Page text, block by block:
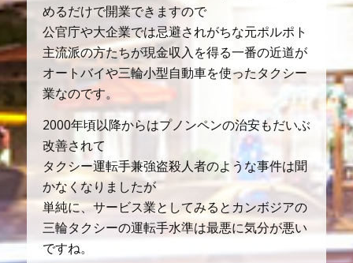
めるだけで開業できますので
公官庁や大企業では忌避されがちな元ポルポト
主流派の方たちが現金収入を得る一番の近道が
オートバイや三輪小型自動車を使ったタクシー
業なのです。
2000年頃以降からはプノンペンの治安もだいぶ
改善されて
タクシー運転手兼強盗殺人者のような事件は聞
かなくなりましたが
単純に、サービス業としてみるとカンボジアの
三輪タクシーの運転手水準は最悪に気分が悪い
ですね。